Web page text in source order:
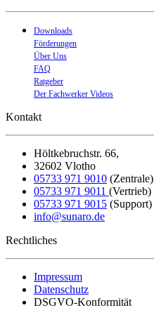
Downloads
Förderungen
Über Uns
FAQ
Ratgeber
Der Fachwerker Videos
Kontakt
Höltkebruchstr. 66,
32602 Vlotho
05733 971 9010 (Zentrale)
05733 971 9011 (Vertrieb)
05733 971 9015 (Support)
info@sunaro.de
Rechtliches
Impressum
Datenschutz
DSGVO-Konformität